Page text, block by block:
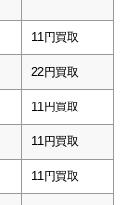
11円買取
22円買取
11円買取
11円買取
11円買取